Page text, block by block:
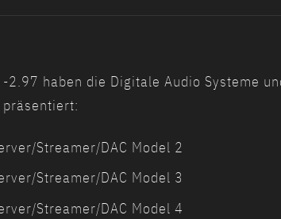
-2.97 haben die Digitale Audio Systeme
Streamer/DAC Model 2
Streamer/DAC Model 3
Streamer/DAC Model 4